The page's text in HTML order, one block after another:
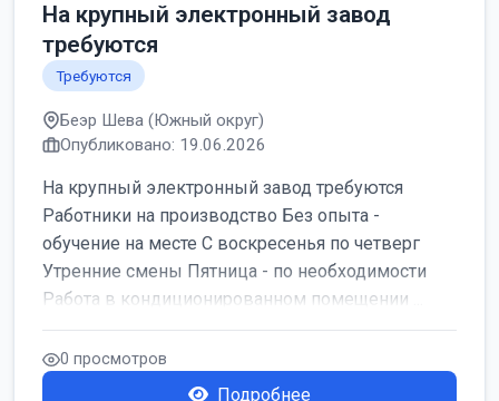
На крупный электронный завод
требуются
Требуются
Беэр Шева (Южный округ)
Опубликовано: 19.06.2026
На крупный электронный завод требуются
Работники на производство Без опыта -
обучение на месте С воскресенья по четверг
Утренние смены Пятница - по необходимости
Работа в кондиционированном помещении ...
0 просмотров
Подробнее